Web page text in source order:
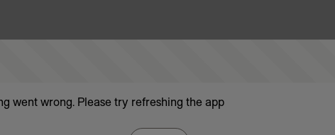
went wrong. Please try refreshing the app